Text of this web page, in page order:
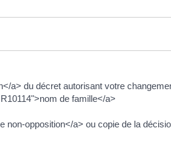
a> du décret autorisant votre
de famille</a>
opposition</a> ou copie de la